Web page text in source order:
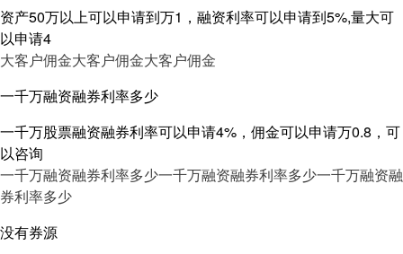
资产50万以上可以申请到万1，融资利率可以申请到5%,量大可
以申请4
大客户佣金大客户佣金大客户佣金
一千万融资融券利率多少
一千万股票融资融券利率可以申请4%，佣金可以申请万0.8，可
以咨询
一千万融资融券利率多少一千万融资融券利率多少一千万融资融
券利率多少
没有券源